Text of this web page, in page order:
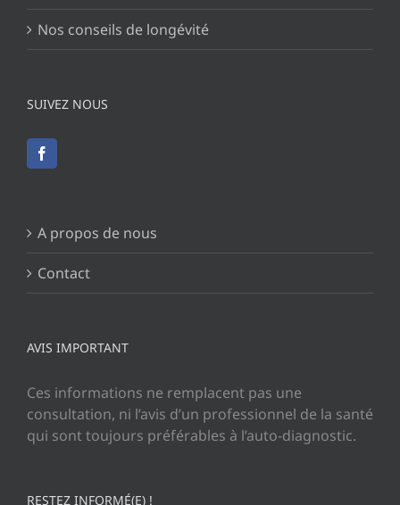
Nos conseils de longévité
SUIVEZ NOUS
A propos de nous
Contact
AVIS IMPORTANT
Ces informations ne remplacent pas une
consultation, ni l’avis d’un professionnel de la santé
qui sont toujours préférables à l’auto-diagnostic.
RESTEZ INFORMÉ(E) !